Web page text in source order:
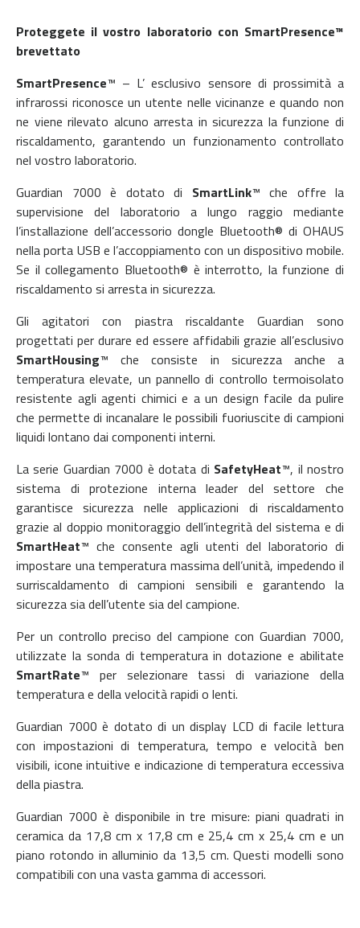
Proteggete il vostro laboratorio con SmartPresence™
brevettato
SmartPresence™ – L’ esclusivo sensore di prossimità a
infrarossi riconosce un utente nelle vicinanze e quando non
ne viene rilevato alcuno arresta in sicurezza la funzione di
riscaldamento, garantendo un funzionamento controllato
nel vostro laboratorio.
Guardian 7000 è dotato di SmartLink™ che offre la
supervisione del laboratorio a lungo raggio mediante
l’installazione dell’accessorio dongle Bluetooth® di OHAUS
nella porta USB e l’accoppiamento con un dispositivo mobile.
Se il collegamento Bluetooth® è interrotto, la funzione di
riscaldamento si arresta in sicurezza.
Gli agitatori con piastra riscaldante Guardian sono
progettati per durare ed essere affidabili grazie all’esclusivo
SmartHousing™ che consiste in sicurezza anche a
temperatura elevate, un pannello di controllo termoisolato
resistente agli agenti chimici e a un design facile da pulire
che permette di incanalare le possibili fuoriuscite di campioni
liquidi lontano dai componenti interni.
La serie Guardian 7000 è dotata di SafetyHeat™, il nostro
sistema di protezione interna leader del settore che
garantisce sicurezza nelle applicazioni di riscaldamento
grazie al doppio monitoraggio dell’integrità del sistema e di
SmartHeat™ che consente agli utenti del laboratorio di
impostare una temperatura massima dell’unità, impedendo il
surriscaldamento di campioni sensibili e garantendo la
sicurezza sia dell’utente sia del campione.
Per un controllo preciso del campione con Guardian 7000,
utilizzate la sonda di temperatura in dotazione e abilitate
SmartRate™ per selezionare tassi di variazione della
temperatura e della velocità rapidi o lenti.
Guardian 7000 è dotato di un display LCD di facile lettura
con impostazioni di temperatura, tempo e velocità ben
visibili, icone intuitive e indicazione di temperatura eccessiva
della piastra.
Guardian 7000 è disponibile in tre misure: piani quadrati in
ceramica da 17,8 cm x 17,8 cm e 25,4 cm x 25,4 cm e un
piano rotondo in alluminio da 13,5 cm. Questi modelli sono
compatibili con una vasta gamma di accessori.